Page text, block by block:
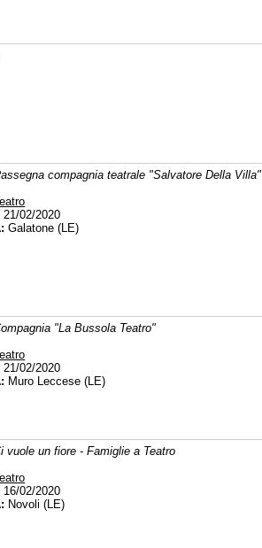
compagnia teatrale "Salvatore Della Villa"
21/02/2020
Galatone (LE)
"La Bussola Teatro"
21/02/2020
Muro Leccese (LE)
vuole un fiore - Famiglie a Teatro
16/02/2020
Novoli (LE)